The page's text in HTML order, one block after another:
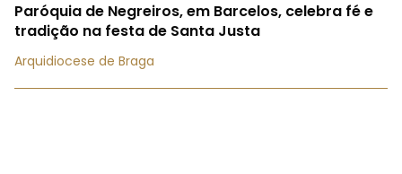
Paróquia de Negreiros, em Barcelos, celebra fé e
tradição na festa de Santa Justa
Arquidiocese de Braga